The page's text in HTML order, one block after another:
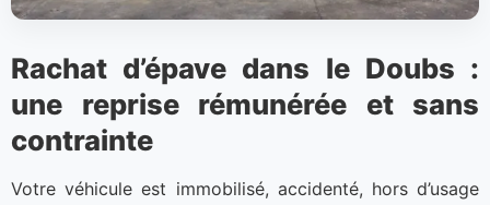
Rachat d’épave dans le Doubs :
une reprise rémunérée et sans
contrainte
Votre véhicule est immobilisé, accidenté, hors d’usage